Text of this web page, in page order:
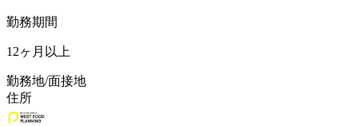
勤務期間
12ヶ月以上
勤務地/面接地
住所